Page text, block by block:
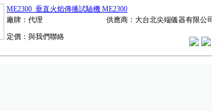
ME2300 垂直火焰傳播試驗機 ME2300
廠牌：代理
供應商：大台北尖端儀器有限公司
定價：與我們聯絡